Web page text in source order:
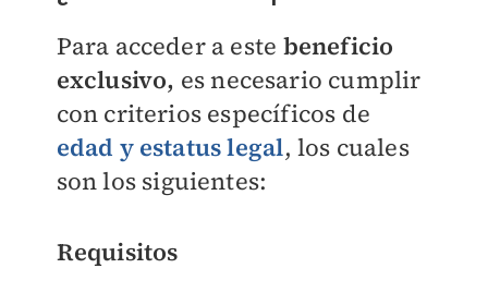
Para acceder a este beneficio
exclusivo, es necesario cumplir
con criterios específicos de
edad y estatus legal, los cuales
son los siguientes:
Requisitos